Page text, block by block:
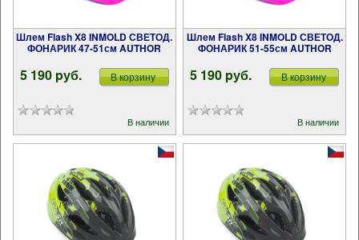
Шлем Flash X8 INMOLD СВЕТОД.
ФОНАРИК 47-51см AUTHOR
5 190 pуб. В корзину
В наличии
Шлем Flash X8 INMOLD СВЕТОД.
ФОНАРИК 51-55см AUTHOR
5 190 pуб. В корзину
В наличии